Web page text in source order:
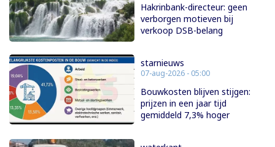
Hakrinbank-directeur: geen
verborgen motieven bij
verkoop DSB-belang
starnieuws
07-aug-2026 - 05:00
Bouwkosten blijven stijgen:
prijzen in een jaar tijd
gemiddeld 7,3% hoger